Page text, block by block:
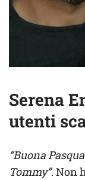
Serena
utenti
“Buona
Tommy”. Non